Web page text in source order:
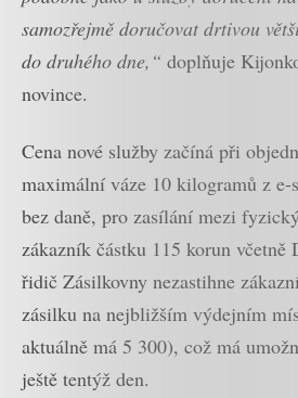
samozřejmě doručovat drtivou
do druhého dne,“ doplňuje
novince.
Cena nové služby začíná při
maximální váze 10 kilogramů z e-
bez daně, pro zasílání mezi
zákazník částku 115 korun
řidič Zásilkovny nezastihne
zásilku na nejbližším výdejním
aktuálně má 5 300), což má
ještě tentýž den.